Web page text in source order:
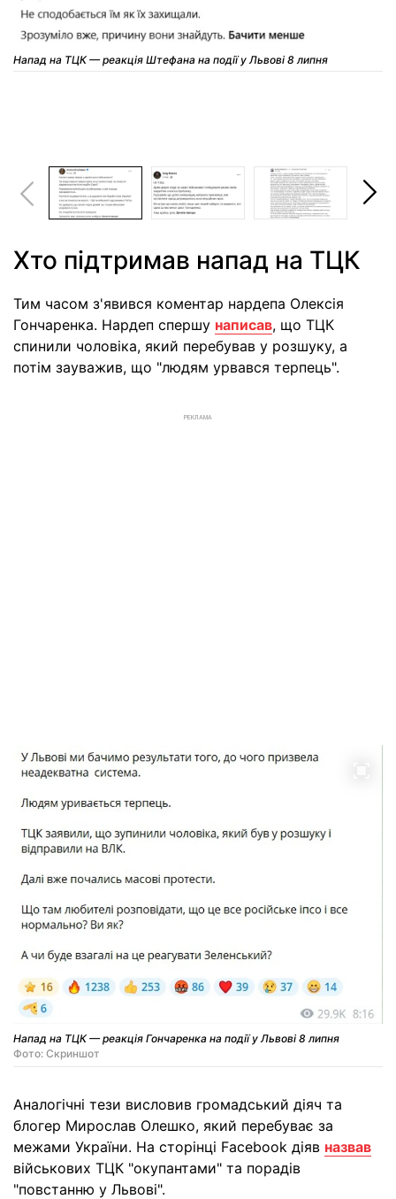
Напад на ТЦК — реакція Штефана на події у Львові 8 липня
Хто підтримав напад на ТЦК
Тим часом з'явився коментар нардепа Олексія
Гончаренка. Нардеп спершу написав, що ТЦК
спинили чоловіка, який перебував у розшуку, а
потім зауважив, що "людям урвався терпець".
РЕКЛАМА
Напад на ТЦК — реакція Гончаренка на події у Львові 8 липня
Фото: Скриншот
Аналогічні тези висловив громадський діяч та
блогер Мирослав Олешко, який перебуває за
межами України. На сторінці Facebook діяв назвав
військових ТЦК "окупантами" та порадів
"повстанню у Львові".